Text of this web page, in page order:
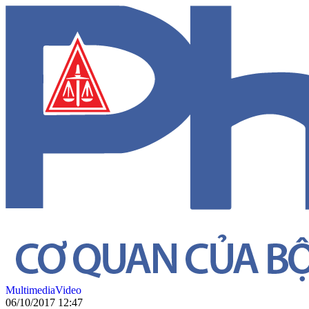
MultimediaVideo
06/10/2017 12:47